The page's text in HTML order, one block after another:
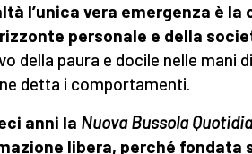
l’unica vera emergenza è la
personale e della
della paura e docile nelle mani
detta i comportamenti.
anni la Nuova Bussola
libera, perché fondata